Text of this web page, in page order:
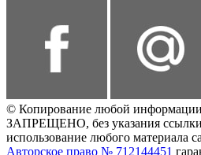
© Копирование любой
ЗАПРЕЩЕНО, без указания ссылки
использование любого материала
Авторское право № 712144451